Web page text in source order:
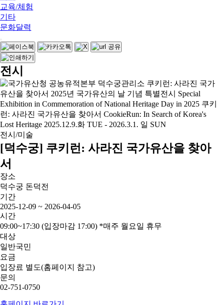
교육/체험
기타
문화달력
전시
전시/미술
[덕수궁] 쿠키런: 사라진 국가유산을 찾아
서
장소
덕수궁 돈덕전
기간
2025-12-09 ~ 2026-04-05
시간
09:00~17:30 (입장마감 17:00) *매주 월요일 휴무
대상
일반국민
요금
입장료 별도(홈페이지 참고)
문의
02-751-0750